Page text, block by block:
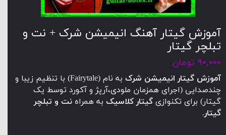
آموزش گیتار آهنگ انیمیشن شرک + نت و
تبلچر گیتار
۹۰,۰۰۰ تومان
آموزش گیتار انیمیشن شرک
به نام (Fairytale) با تنظیم زیبا و
چندصدایی (اجرای همزمان ملودی،آرپژ و آکورد توسط یک
گیتار) برای تکنوازی گیتار کلاسیک به همراه نت و تبلچر
گیتار.